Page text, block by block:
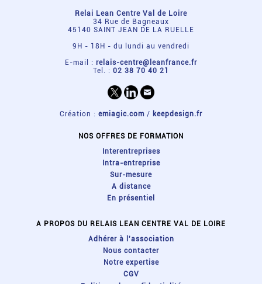
Relai Lean Centre Val de Loire
34 Rue de Bagneaux
45140 SAINT JEAN DE LA RUELLE
9H - 18H - du lundi au vendredi
E-mail : relais-centre@leanfrance.fr
Tel. : 02 38 70 40 21
Création : emiagic.com / keepdesign.fr
NOS OFFRES DE FORMATION
Interentreprises
Intra-entreprise
Sur-mesure
A distance
En présentiel
A PROPOS DU RELAIS LEAN CENTRE VAL DE LOIRE
Adhérer à l'association
Nous contacter
Notre expertise
CGV